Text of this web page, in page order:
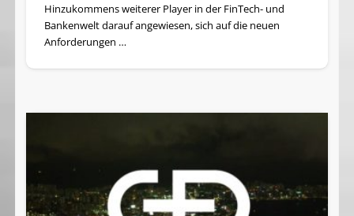
Hinzukommens weiterer Player in der FinTech- und
Bankenwelt darauf angewiesen, sich auf die neuen
Anforderungen …